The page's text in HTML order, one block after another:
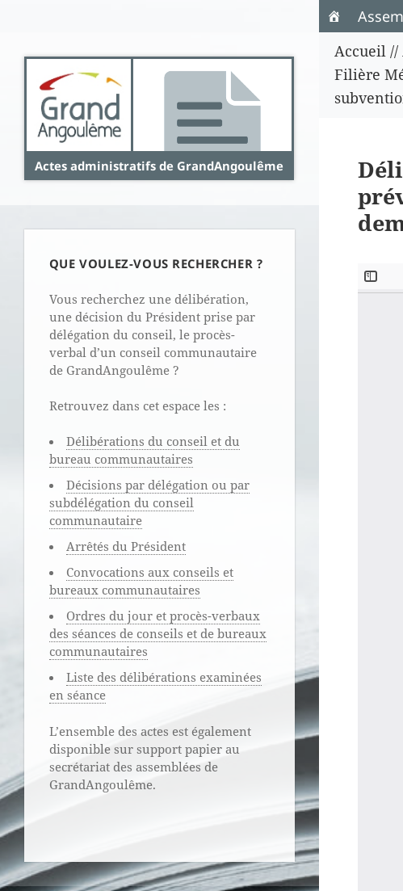
Actes administratifs de GrandAngoulême
QUE VOULEZ-VOUS RECHERCHER ?
Vous recherchez une délibération,
une décision du Président prise par
délégation du conseil, le procès-
verbal d’un conseil communautaire
de GrandAngoulême ?
Retrouvez dans cet espace les :
Délibérations du conseil et du
bureau communautaires
Décisions par délégation ou par
subdélégation du conseil
communautaire
Arrêtés du Président
Convocations aux conseils et
bureaux communautaires
Ordres du jour et procès-verbaux
des séances de conseils et de bureaux
communautaires
Liste des délibérations examinées
en séance
L’ensemble des actes est également
disponible sur support papier au
secrétariat des assemblées de
GrandAngoulême.
Accueil //
Filière